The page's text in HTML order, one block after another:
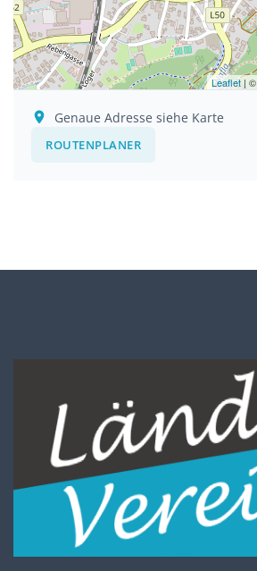
Leaflet| ©
Genaue Adresse siehe Karte
ROUTENPLANER